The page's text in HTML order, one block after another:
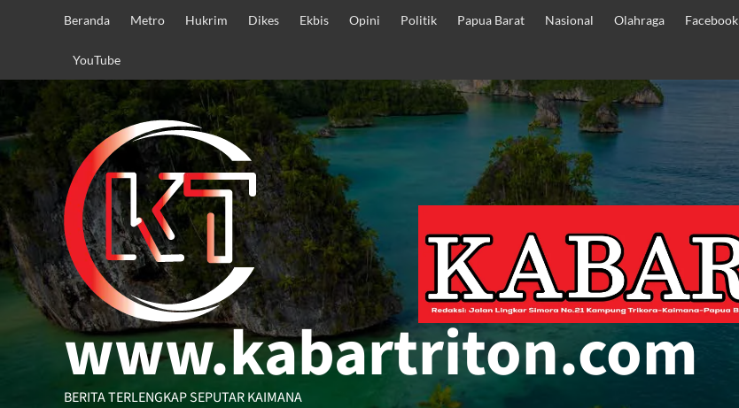
Beranda Metro Hukrim Dikes Ekbis Opini Politik Papua Barat Nasional Olahraga Facebook
YouTube
www.kabartriton.com
BERITA TERLENGKAP SEPUTAR KAIMANA